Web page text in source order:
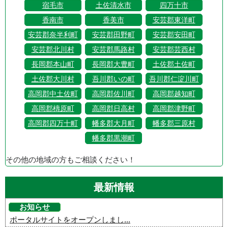
宿毛市
土佐清水市
四万十市
香南市
香美市
安芸郡東洋町
安芸郡奈半利町
安芸郡田野町
安芸郡安田町
安芸郡北川村
安芸郡馬路村
安芸郡芸西村
長岡郡本山町
長岡郡大豊町
土佐郡土佐町
土佐郡大川村
吾川郡いの町
吾川郡仁淀川町
高岡郡中土佐町
高岡郡佐川町
高岡郡越知町
高岡郡檮原町
高岡郡日高村
高岡郡津野町
高岡郡四万十町
幡多郡大月町
幡多郡三原村
幡多郡黒潮町
その他の地域の方もご相談ください！
最新情報
お知らせ
ポータルサイトをオープンしまし...